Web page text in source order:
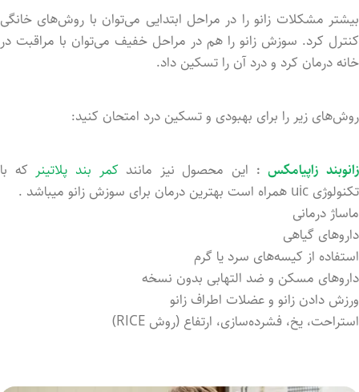
بیشتر مشکلات زانو را در مراحل ابتدایی می‌توان با روش‌های خانگی
کنترل کرد. سوزش زانو را هم در مراحل خفیف می‌توان با مراقبت در
خانه درمان کرد و درد آن را تسکین داد.
روش‌های زیر را برای بهبودی و تسکین درد امتحان کنید:
زانوبند زاپیامکس: این محصول نیز مانندکمر بند پلاتینر که با
تکنولوژی uic همراه است بهترین درمان برای سوزش زانو میباشد .
ماساژ درمانی
داروهای گیاهی
استفاده از کیسه‌های سرد یا گرم
داروهای مسکن و ضد التهابی بدون نسخه
ورزش داد‌ن زانو و عضلات اطراف زانو
استراحت، یخ، فشرده‌سازی، ارتفاع (روش RICE)